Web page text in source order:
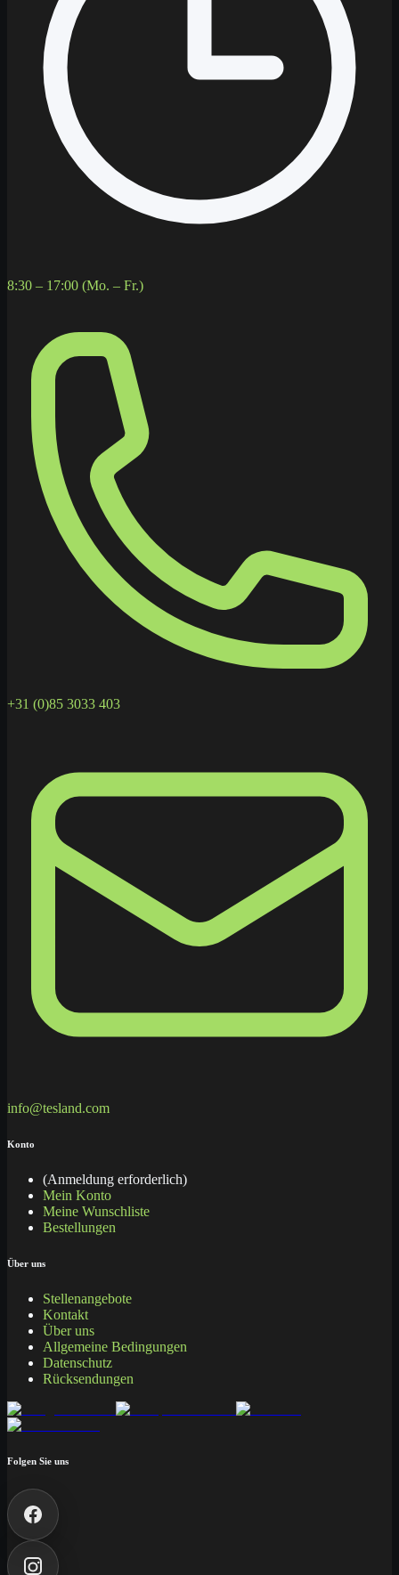
8:30 – 17:00 (Mo. – Fr.)
+31 (0)85 3033 403
info@tesland.com
Konto
(Anmeldung erforderlich)
Mein Konto
Meine Wunschliste
Bestellungen
Über uns
Stellenangebote
Kontakt
Über uns
Allgemeine Bedingungen
Datenschutz
Rücksendungen
Folgen Sie uns